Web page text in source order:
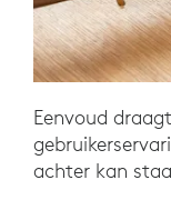
Eenvoud
achter kan